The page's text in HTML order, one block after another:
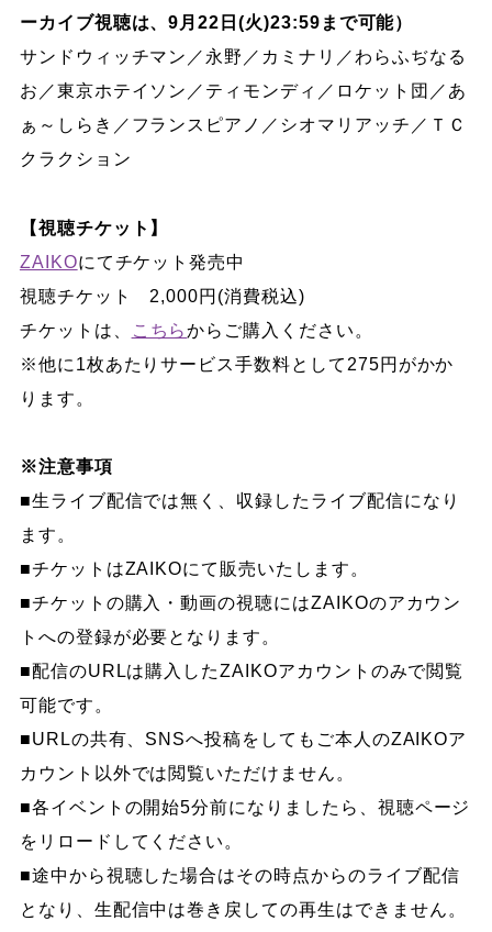
ーカイブ視聴は、9月22日(火)23:59まで可能）
サンドウィッチマン／永野／カミナリ／わらふぢなる
お／東京ホテイソン／ティモンディ ／ ロケット団／あ
ぁ～しらき／フランスピアノ／シオマリアッチ／ＴＣ
クラクション
【視聴チケット】
ZAIKOにてチケット発売中
視聴チケット 2,000円(消費税込)
チケットは、
こちらからご購入ください。
※他に1枚あたりサービス手数料として275円がかか
ります。
※注意事項
■生ライブ配信では無く、収録したライブ配信になり
ます。
■チケットはZAIKOにて販売いたします。
■チケットの購入・動画の視聴にはZAIKOのアカウン
トへの登録が必要となります。
■配信のURLは購入したZAIKOアカウントのみで閲覧
可能です。
■URLの共有、SNSへ投稿をしてもご本人のZAIKOア
カウント以外では閲覧いただけません。
■各イベントの開始5分前になりましたら、視聴ページ
をリロードしてください。
■途中から視聴した場合はその時点からのライブ配信
となり、生配信中は巻き戻しての再生はできません。